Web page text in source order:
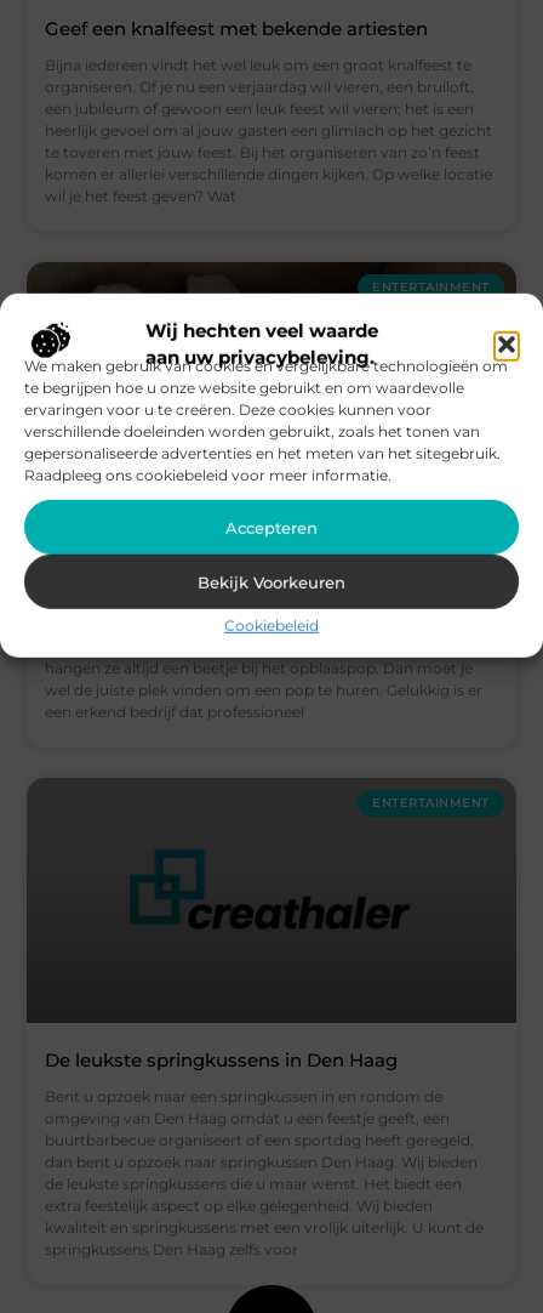
Wij hechten veel waarde
aan uw privacybeleving.
We maken gebruik van cookies en vergelijkbare technologieën om
te begrijpen hoe u onze website gebruikt en om waardevolle
ervaringen voor u te creëren. Deze cookies kunnen voor
verschillende doeleinden worden gebruikt, zoals het tonen van
gepersonaliseerde advertenties en het meten van het sitegebruik.
Raadpleeg ons cookiebeleid voor meer informatie.
Accepteren
Bekijk Voorkeuren
Cookiebeleid
Geef een knalfeest met bekende artiesten
Bijna iedereen vindt het wel leuk om een groot knalfeest te
organiseren. Of je nu een verjaardag wil vieren, een bruiloft,
een jubileum of gewoon een leuk feest wil vieren; het is een
heerlijk gevoel om al jouw gasten een glimlach op het gezicht
te toveren met jouw feest. Bij het organiseren van zo’n feest
komen er allerlei verschillende dingen kijken. Op welke locatie
wil je het feest geven? Wat
ENTERTAINMENT
Stel je geeft een verjaardagsfeest, wat zou dan gepast zijn
voor het feestje? Ik zou zeggen: mooie huur een pop! Een pop
is ideaal voor een feestje, omdat het een gezellige sfeer
hangen ze altijd een beetje bij het opblaaspop. Dan moet je
wel de juiste plek vinden om een pop te huren. Gelukkig is er
een erkend bedrijf dat professioneel
ENTERTAINMENT
De leukste springkussens in Den Haag
Bent u opzoek naar een springkussen in en rondom de
omgeving van Den Haag omdat u een feestje geeft, een
buurtbarbecue organiseert of een sportdag heeft geregeld,
dan bent u opzoek naar springkussen Den Haag. Wij bieden
de leukste springkussens die u maar wenst. Het biedt een
extra feestelijk aspect op elke gelegenheid. Wij bieden
kwaliteit en springkussens met een vrolijk uiterlijk. U kunt de
springkussens Den Haag zelfs voor